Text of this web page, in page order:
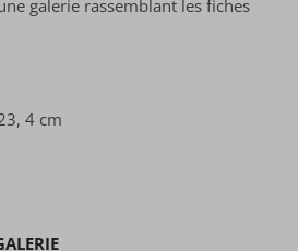
galerie rassemblant les fiches
4 cm